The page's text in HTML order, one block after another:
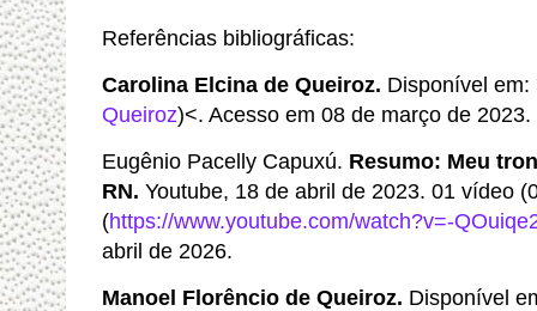
Referências bibliográficas:
Carolina Elcina de Queiroz. Disponível em:
Queiroz)<. Acesso em 08 de março de 2023.
Eugênio Pacelly Capuxú. Resumo: Meu
RN. Youtube, 18 de abril de 2023. 01 vídeo
(https://www.youtube.com/watch?v=-
abril de 2026.
Manoel Florêncio de Queiroz. Disponível